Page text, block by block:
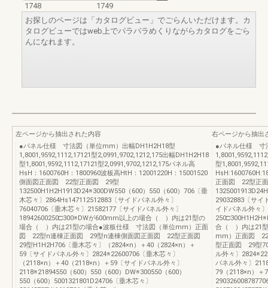
1748
1749
お探しのページは「カタログビュー」でごらんいただけます。カ
タログビューではweb上でパラパラめくりながらカタログをごら
んになれます。
左ページから抽出された内容
●パネル仕様 寸法図（単位mm）出幅DH1H2H18型
1,8001,9592,1112,17121型2,0991,9702,1212,175出幅DH1H2H18
型1,8001,9592,1112,17121型2,0991,9702,1212,175パネル高
HsH：1600760H：1800960波板高HtH：12001220H：15001520
側面図正面図 22型正面図 29型
132500H1H2H1913D24※300DW550（600）550（600）706〔垂
木芯々〕2864Hs147112512883〔サイドパネル外々〕
76040706〔垂木芯々〕21582177〔サイドパネル外々〕
18942600250□300※DWが600mm以上の場合（ ）内は21型の
場合（ ）内は21型の場合●波板仕様 寸法図（単位mm）正面
図 22型n連棟正面図 29型n連棟側面図正面図 22型正面図
29型H1H2H706〔垂木芯々〕（2824×n）＋40（2824×n）＋
59〔サイドパネル外々〕2824※22600706〔垂木芯々〕
（2118×n）＋40（2118×n）＋59〔サイドパネル外々〕
2118※21894550（600）550（600）DW※300550（600）
550（600）5001321801D24706〔垂木芯々〕
右ページから抽出
●パネル仕様 寸
型
正面図 22型正
29032883〔サイ
イドパネル外々
合（ ）内は21
mm）正面図
型正面図 29型
ル外々〕
パネル外々〕
79（2118×n）＋